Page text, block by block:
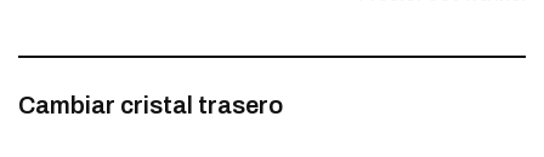
Cambiar cristal trasero